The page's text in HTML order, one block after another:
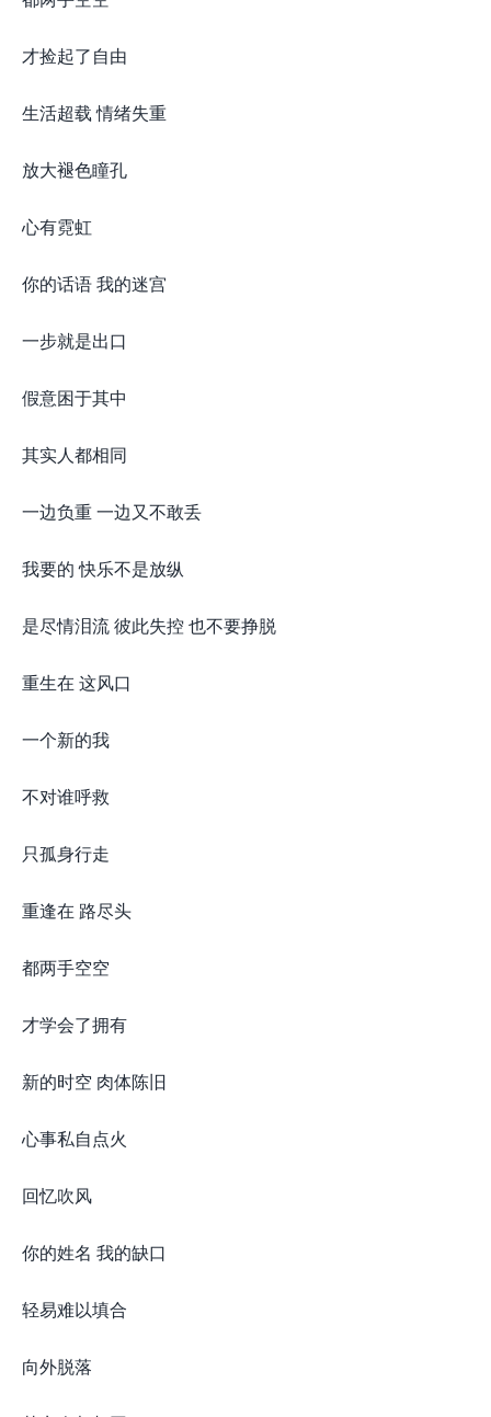
才捡起了自由
生活超载 情绪失重
放大褪色瞳孔
心有霓虹
你的话语 我的迷宫
一步就是出口
假意困于其中
其实人都相同
一边负重 一边又不敢丢
我要的 快乐不是放纵
是尽情泪流 彼此失控 也不要挣脱
重生在 这风口
一个新的我
不对谁呼救
只孤身行走
重逢在 路尽头
都两手空空
才学会了拥有
新的时空 肉体陈旧
心事私自点火
回忆吹风
你的姓名 我的缺口
轻易难以填合
向外脱落